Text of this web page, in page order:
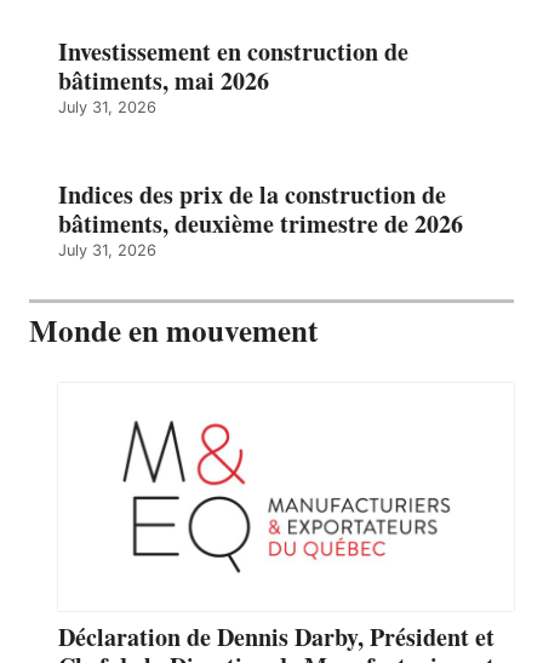
Investissement en construction de
bâtiments, mai 2026
July 31, 2026
Indices des prix de la construction de
bâtiments, deuxième trimestre de 2026
July 31, 2026
Monde en mouvement
Déclaration de Dennis Darby, Président et